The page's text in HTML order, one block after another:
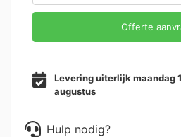
Offerte
Levering uiterlijk maandag
augustus
Hulp nodig?